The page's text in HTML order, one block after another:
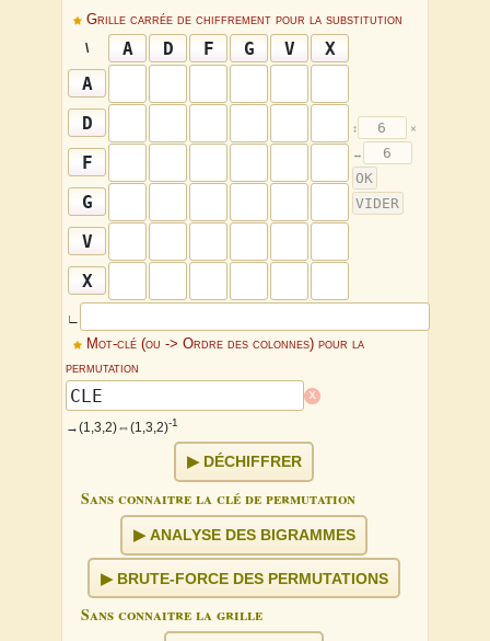
Grille carrée de chiffrement pour la substitution
\
∟
Mot-clé (ou -> Ordre des colonnes) pour la
permutation
x
→(1,3,2)⇔(1,3,2)-1
DÉCHIFFRER
Sans connaitre la clé de permutation
ANALYSE DES BIGRAMMES
BRUTE-FORCE DES PERMUTATIONS
Sans connaitre la grille